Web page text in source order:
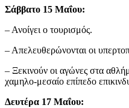
Σάββατο 15 Μαΐου:
– Ανοίγει ο τουρισμός.
– Απελευθερώνονται οι
– Ξεκινούν οι αγώνες στα
χαμηλο-μεσαίο επίπεδο
Δευτέρα 17 Μαΐου: